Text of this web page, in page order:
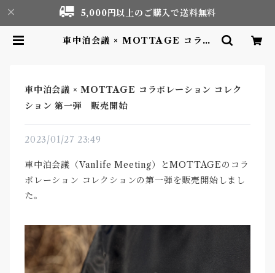
5,000円以上のご購入で送料無料
車中泊会議 × MOTTAGE コラボ
車中泊会議 × MOTTAGE コラボレーション コレク
ション 第一弾 販売開始
2023/01/27 23:49
車中泊会議（Vanlife Meeting）とMOTTAGEのコラ
ボレーション コレクションの第一弾を販売開始しまし
た。